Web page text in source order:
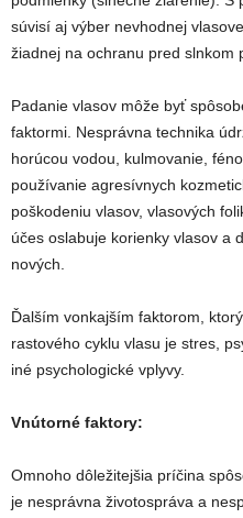
súvisí aj výber nevhodnej
žiadnej na ochranu pred slnkom
Padanie vlasov môže byť
faktormi. Nesprávna technika
horúcou vodou, kulmovanie,
používanie agresívnych
poškodeniu vlasov, vlasových
účes oslabuje korienky vlasov a
nových.
Ďalším vonkajším faktorom,
rastového cyklu vlasu je stres,
iné psychologické vplyvy.
Vnútorné faktory:
Omnoho dôležitejšia príčina
je nesprávna životospráva a